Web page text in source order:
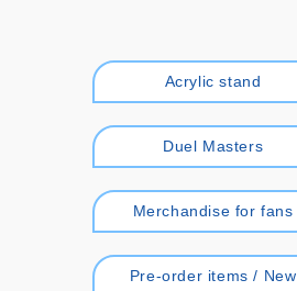
Acrylic stand
Duel Masters
Merchandise for fans
Pre-order items / New